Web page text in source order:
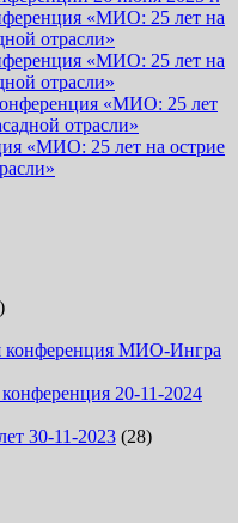
«МИО: 25 лет на
отрасли»
«МИО: 25 лет на
отрасли»
«МИО: 25 лет
отрасли»
«МИО: 25 лет на острие
конференция МИО-Ингра
20-11-2024
30-11-2023 (28)